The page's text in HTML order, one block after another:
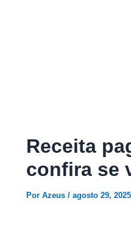
Receita
confira se
Por Azeus / agosto 29, 2025